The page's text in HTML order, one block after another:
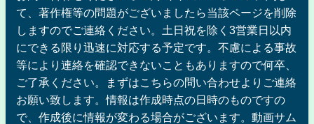
て、著作権等の問題がございましたら当該ページを削除
しますのでご連絡ください。土日祝を除く3営業日以内
にできる限り迅速に対応する予定です。不慮による事故
等により連絡を確認できないこともありますので何卒、
ご了承ください。まずはこちらの問い合わせよりご連絡
お願い致します。情報は作成時点の日時のものですの
で、作成後に情報が変わる場合がございます。動画サム